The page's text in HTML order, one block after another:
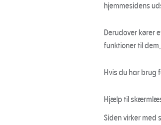
hjemmesidens
Derudover kører
funktioner til
Hvis du har brug
Hjælp til
Siden virker